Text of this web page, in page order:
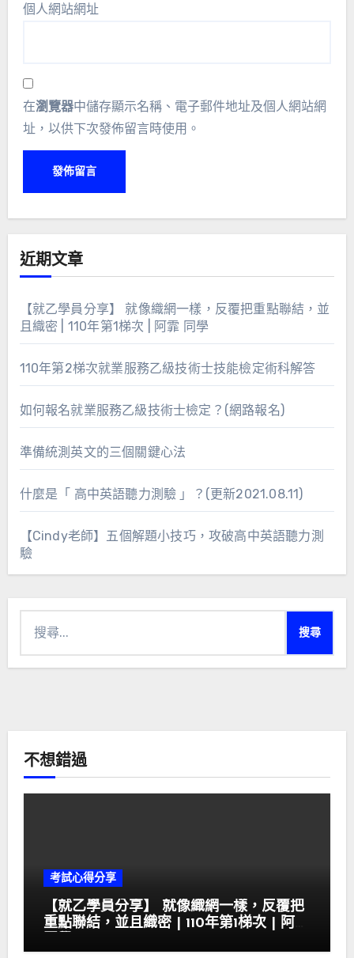
個人網站網址
在瀏覽器中儲存顯示名稱、電子郵件地址及個人網站網
址，以供下次發佈留言時使用。
近期文章
【就乙學員分享】 就像織網一樣，反覆把重點聯結，並
且織密 | 110年第1梯次 | 阿霏 同學
110年第2梯次就業服務乙級技術士技能檢定術科解答
如何報名就業服務乙級技術士檢定？(網路報名)
準備統測英文的三個關鍵心法
什麼是「 高中英語聽力測驗 」？(更新2021.08.11)
【Cindy老師】五個解題小技巧，攻破高中英語聽力測
驗
關
不想錯過
考試心得分享
【就乙學員分享】 就像織網一樣，反覆把
重點聯結，並且織密 | 110年第1梯次 | 阿霏